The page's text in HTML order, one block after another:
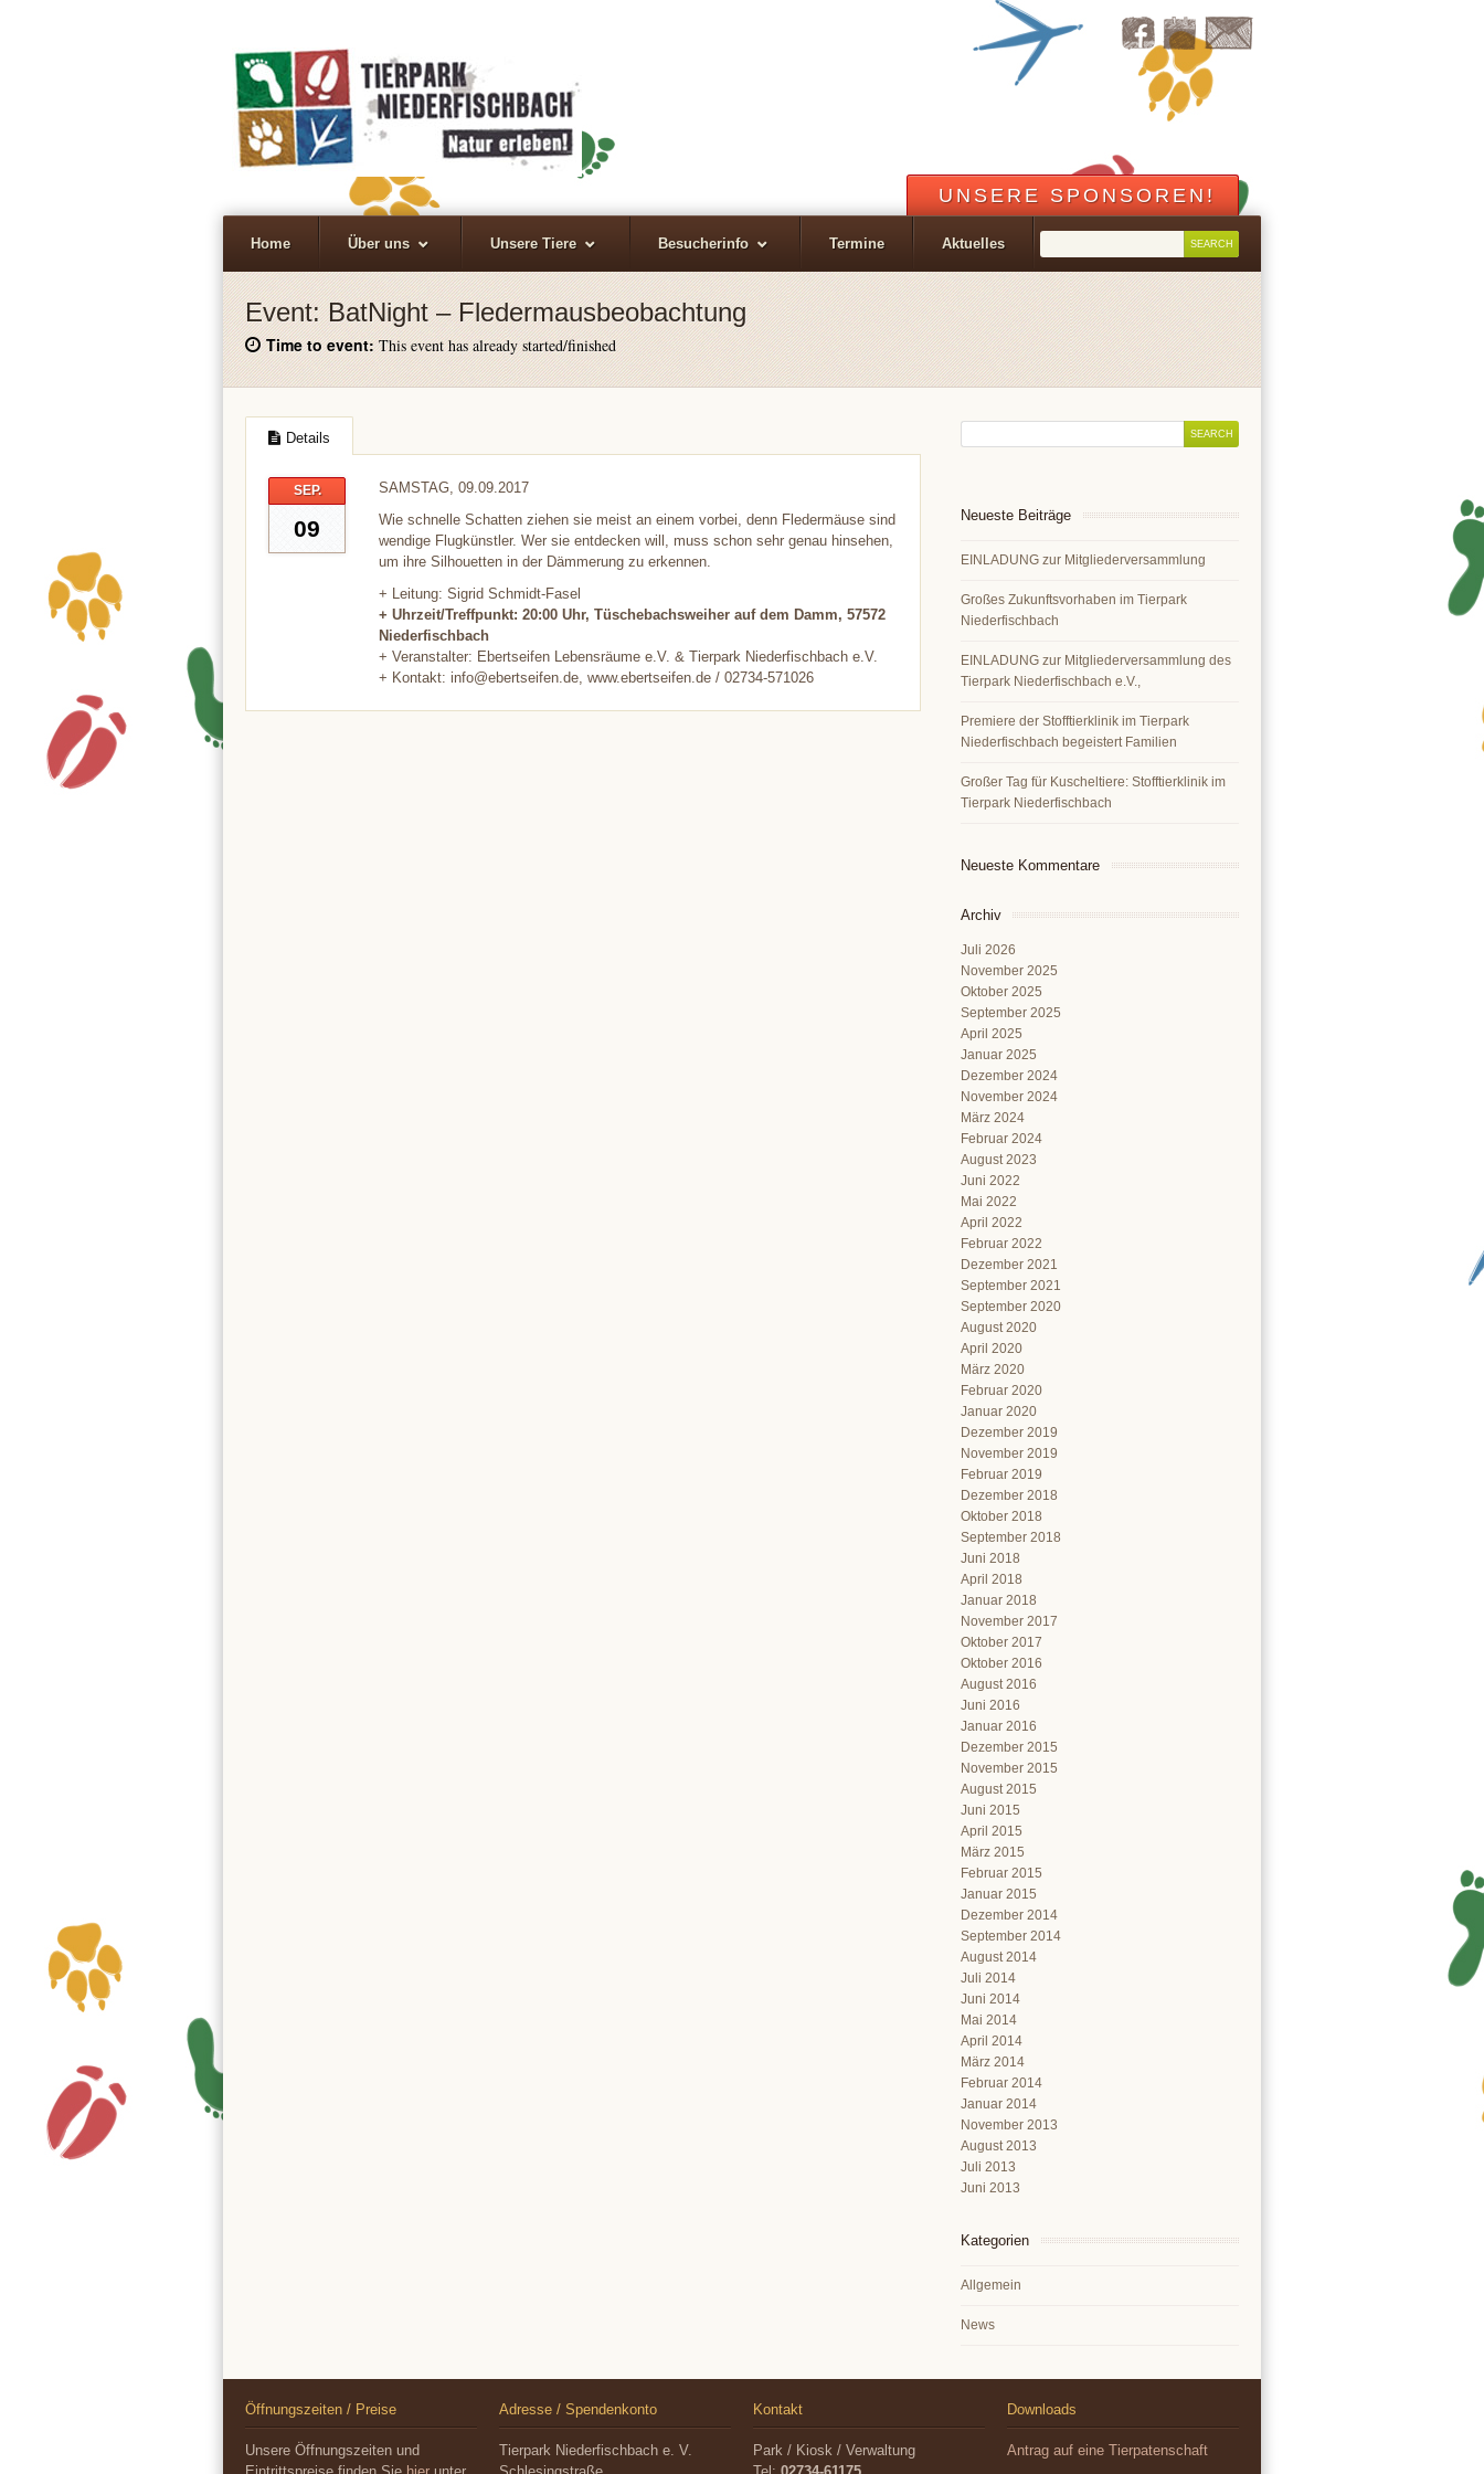
UNSERE SPONSOREN!
Home Über uns Unsere Tiere Besucherinfo Termine Aktuelles
Event:BatNight – Fledermausbeobachtung
Time to event:This event has already started/finished
Details
SEP.
09
SAMSTAG, 09.09.2017
Wie schnelle Schatten ziehen sie meist an einem vorbei, denn Fledermäuse sind
wendige Flugkünstler. Wer sie entdecken will, muss schon sehr genau hinsehen,
um ihre Silhouetten in der Dämmerung zu erkennen.
+ Leitung: Sigrid Schmidt-Fasel
+ Uhrzeit/Treffpunkt: 20:00 Uhr, Tüschebachsweiher auf dem Damm, 57572
Niederfischbach
+ Veranstalter: Ebertseifen Lebensräume e.V. & Tierpark Niederfischbach e.V.
+ Kontakt: info@ebertseifen.de, www.ebertseifen.de / 02734-571026
Neueste Beiträge
EINLADUNG zur Mitgliederversammlung
Großes Zukunftsvorhaben im Tierpark
Niederfischbach
EINLADUNG zur Mitgliederversammlung des
Tierpark Niederfischbach e.V.,
Premiere der Stofftierklinik im Tierpark
Niederfischbach begeistert Familien
Großer Tag für Kuscheltiere: Stofftierklinik im
Tierpark Niederfischbach
Neueste Kommentare
Archiv
Juli 2026
November 2025
Oktober 2025
September 2025
April 2025
Januar 2025
Dezember 2024
November 2024
März 2024
Februar 2024
August 2023
Juni 2022
Mai 2022
April 2022
Februar 2022
Dezember 2021
September 2021
September 2020
August 2020
April 2020
März 2020
Februar 2020
Januar 2020
Dezember 2019
November 2019
Februar 2019
Dezember 2018
Oktober 2018
September 2018
Juni 2018
April 2018
Januar 2018
November 2017
Oktober 2017
Oktober 2016
August 2016
Juni 2016
Januar 2016
Dezember 2015
November 2015
August 2015
Juni 2015
April 2015
März 2015
Februar 2015
Januar 2015
Dezember 2014
September 2014
August 2014
Juli 2014
Juni 2014
Mai 2014
April 2014
März 2014
Februar 2014
Januar 2014
November 2013
August 2013
Juli 2013
Juni 2013
Kategorien
Allgemein
News
Öffnungszeiten / Preise
Unsere Öffnungszeiten und
Adresse / Spendenkonto
Tierpark Niederfischbach e. V.
Kontakt
Park / Kiosk / Verwaltung
Downloads
Antrag auf eine Tierpatenschaft